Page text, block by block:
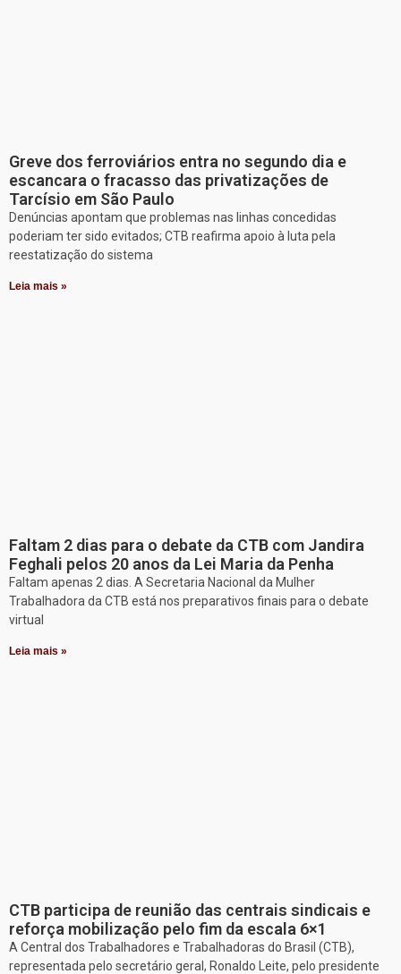
Greve dos ferroviários entra no segundo dia e
escancara o fracasso das privatizações de
Tarcísio em São Paulo
Denúncias apontam que problemas nas linhas concedidas
poderiam ter sido evitados; CTB reafirma apoio à luta pela
reestatização do sistema
Leia mais »
Faltam 2 dias para o debate da CTB com Jandira
Feghali pelos 20 anos da Lei Maria da Penha
Faltam apenas 2 dias. A Secretaria Nacional da Mulher
Trabalhadora da CTB está nos preparativos finais para o debate
virtual
Leia mais »
CTB participa de reunião das centrais sindicais e
reforça mobilização pelo fim da escala 6×1
A Central dos Trabalhadores e Trabalhadoras do Brasil (CTB),
representada pelo secretário geral, Ronaldo Leite, pelo presidente